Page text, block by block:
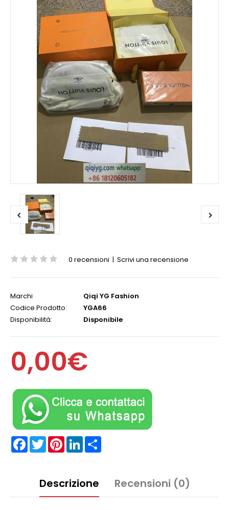
0 recensioni | Scrivi una recensione
Marchi
Qiqi YG Fashion
Codice Prodotto:
YGA66
Disponibilità:
Disponibile
0,00€
Facebook
TwitterPinterestLinkedIn
Descrizione Recensioni (0)